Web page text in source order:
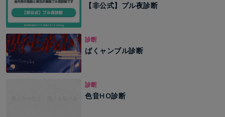
【非公式】プル夜診断
診断
ばくャンブル診断
診断
色音HO診断